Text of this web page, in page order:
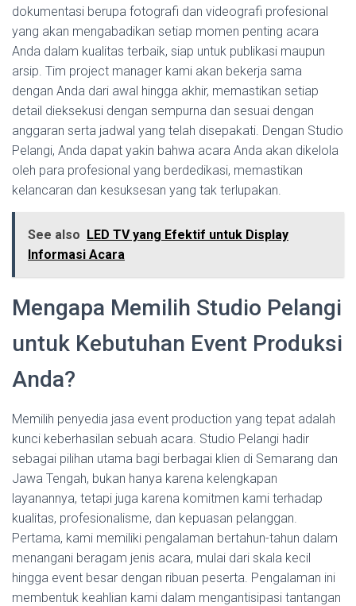
dokumentasi berupa fotografi dan videografi profesional
yang akan mengabadikan setiap momen penting acara
Anda dalam kualitas terbaik, siap untuk publikasi maupun
arsip. Tim project manager kami akan bekerja sama
dengan Anda dari awal hingga akhir, memastikan setiap
detail dieksekusi dengan sempurna dan sesuai dengan
anggaran serta jadwal yang telah disepakati. Dengan Studio
Pelangi, Anda dapat yakin bahwa acara Anda akan dikelola
oleh para profesional yang berdedikasi, memastikan
kelancaran dan kesuksesan yang tak terlupakan.
See also LED TV yang Efektif untuk Display
Informasi Acara
Mengapa Memilih Studio Pelangi
untuk Kebutuhan Event Produksi
Anda?
Memilih penyedia jasa event production yang tepat adalah
kunci keberhasilan sebuah acara. Studio Pelangi hadir
sebagai pilihan utama bagi berbagai klien di Semarang dan
Jawa Tengah, bukan hanya karena kelengkapan
layanannya, tetapi juga karena komitmen kami terhadap
kualitas, profesionalisme, dan kepuasan pelanggan.
Pertama, kami memiliki pengalaman bertahun-tahun dalam
menangani beragam jenis acara, mulai dari skala kecil
hingga event besar dengan ribuan peserta. Pengalaman ini
membentuk keahlian kami dalam mengantisipasi tantangan